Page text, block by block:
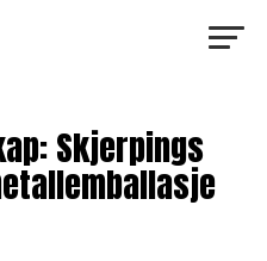
Skjerpings